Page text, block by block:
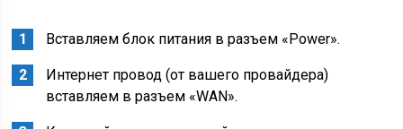
Вставляем блок питания в разъем «Power».
Интернет провод (от вашего провайдера)
вставляем в разъем «WAN».